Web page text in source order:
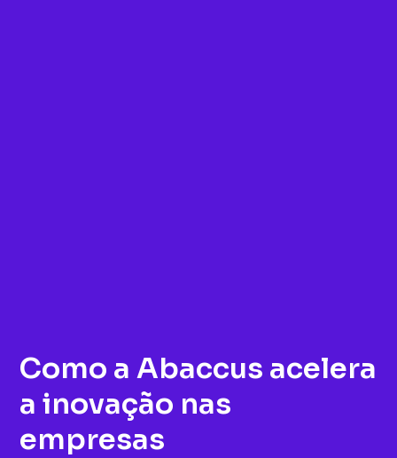
Como a Abaccus acelera
a inovação nas
empresas